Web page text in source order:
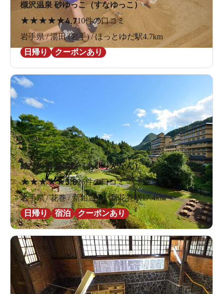
槻沢温泉 砂ゆっこ（すなゆっこ）
★★★★★4.710件の口コミ
岩手県 / 湯田 (岩手) / ほっとゆだ駅4.7km
日帰り
クーポンあり
結びの宿 愛隣館（あいりんかん）
★★★★★3.826件の口コミ
岩手県 / 花巻 / 新鉛温泉 / 新花巻駅17.4km
日帰り
宿泊 クーポンあり